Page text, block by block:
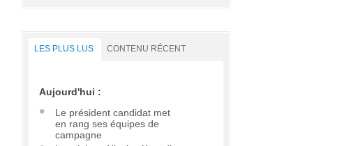
LES PLUS LUS CONTENU RÉCENT
Aujourd'hui :
Le président candidat met
en rang ses équipes de
campagne